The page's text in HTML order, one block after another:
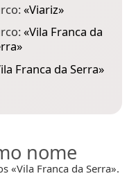
«Viariz»
«Vila Franca da
»
Franca da Serra»
nome
«Vila Franca da Serra».